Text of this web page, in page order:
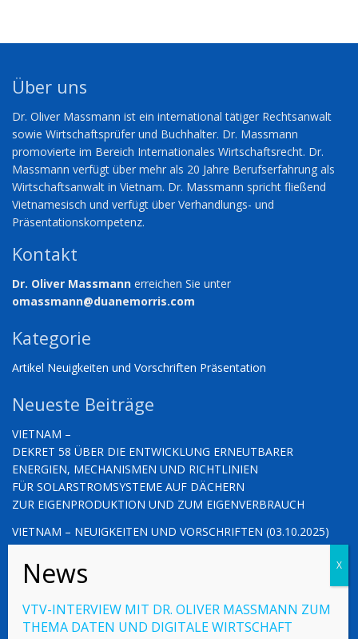
Über uns
Dr. Oliver Massmann ist ein international tätiger Rechtsanwalt
sowie Wirtschaftsprüfer und Buchhalter. Dr. Massmann
promovierte im Bereich Internationales Wirtschaftsrecht. Dr.
Massmann verfügt über mehr als 20 Jahre Berufserfahrung als
Wirtschaftsanwalt in Vietnam. Dr. Massmann spricht fließend
Vietnamesisch und verfügt über Verhandlungs- und
Präsentationskompetenz.
Kontakt
Dr. Oliver Massmann erreichen Sie unter
omassmann@duanemorris.com
Kategorie
Artikel Neuigkeiten und Vorschriften Präsentation
Neueste Beiträge
VIETNAM –
DEKRET 58 ÜBER DIE ENTWICKLUNG ERNEUTBARER
ENERGIEN, MECHANISMEN UND RICHTLINIEN
FÜR SOLARSTROMSYSTEME AUF DÄCHERN
ZUR EIGENPRODUKTION UND ZUM EIGENVERBRAUCH
VIETNAM – NEUIGKEITEN UND VORSCHRIFTEN (03.10.2025)
VTV-INTERVIEW MIT DR. OLIVER MASSMANN ZUM
THEMA DATEN UND DIGITALE WIRTSCHAFT